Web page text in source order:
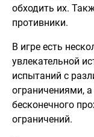
обходить их.
противники.
В игре есть
увлекательной
испытаний с
ограничениями,
бесконечного
ограничений.